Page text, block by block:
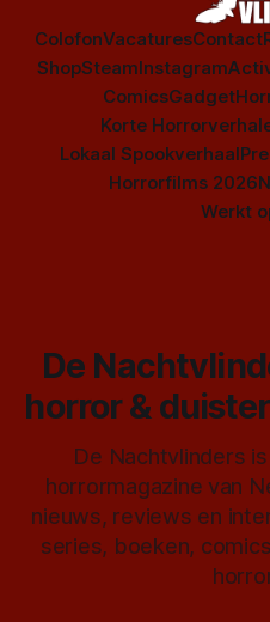
ColofonVacaturesContact
ShopSteamInstagram
ComicsGadget
Korte
Lokaal Spookverhaal
Horrorfilms 2026
Werkt
De
horror &
De Nachtvlinders
horrormagazine van
nieuws, reviews en
series, boeken,